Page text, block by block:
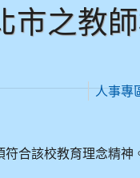
市之教
人事專
合該校教育理念精神